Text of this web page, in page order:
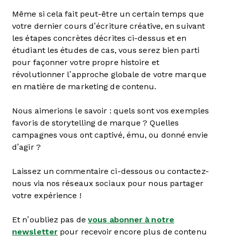
Même si cela fait peut-être un certain temps que
votre dernier cours d’écriture créative, en suivant
les étapes concrètes décrites ci-dessus et en
étudiant les études de cas, vous serez bien parti
pour façonner votre propre histoire et
révolutionner l’approche globale de votre marque
en matière de marketing de contenu.
Nous aimerions le savoir : quels sont vos exemples
favoris de storytelling de marque ? Quelles
campagnes vous ont captivé, ému, ou donné envie
d’agir ?
Laissez un commentaire ci-dessous ou contactez-
nous via nos réseaux sociaux pour nous partager
votre expérience !
Et n’oubliez pas de vous abonner à notre
newsletter pour recevoir encore plus de contenu